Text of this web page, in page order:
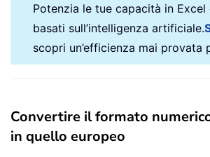
Potenzia le tue capacità in
basati sull’intelligenza artificiale.
scopri un’efficienza mai provata
Convertire il formato
in quello europeo